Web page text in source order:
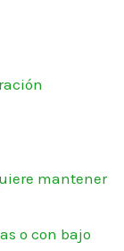
mantener
o con bajo